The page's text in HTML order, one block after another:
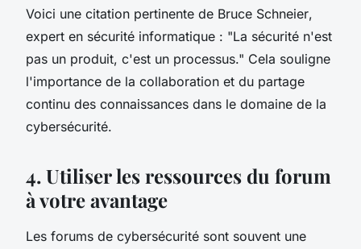
Voici une citation pertinente de Bruce Schneier,
expert en sécurité informatique : "La sécurité n'est
pas un produit, c'est un processus." Cela souligne
l'importance de la collaboration et du partage
continu des connaissances dans le domaine de la
cybersécurité.
4. Utiliser les ressources du forum
à votre avantage
Les forums de cybersécurité sont souvent une